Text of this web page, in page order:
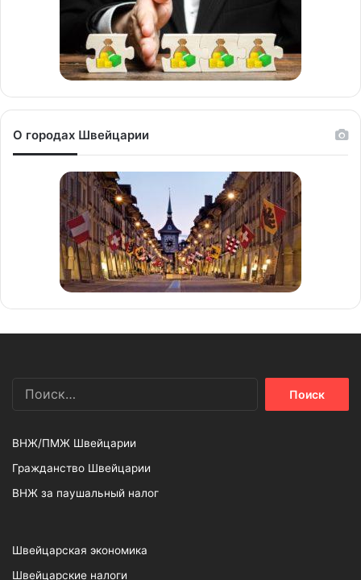
О городах Швейцарии
ВНЖ/ПМЖ Швейцарии
Гражданство Швейцарии
ВНЖ за паушальный налог
Швейцарская экономика
Швейцарские налоги